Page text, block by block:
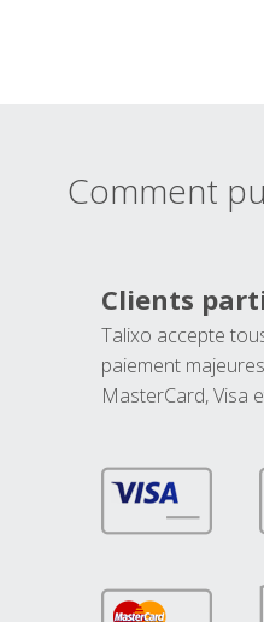
Comment
Clients
Talixo accepte
paiement
MasterCard, Visa